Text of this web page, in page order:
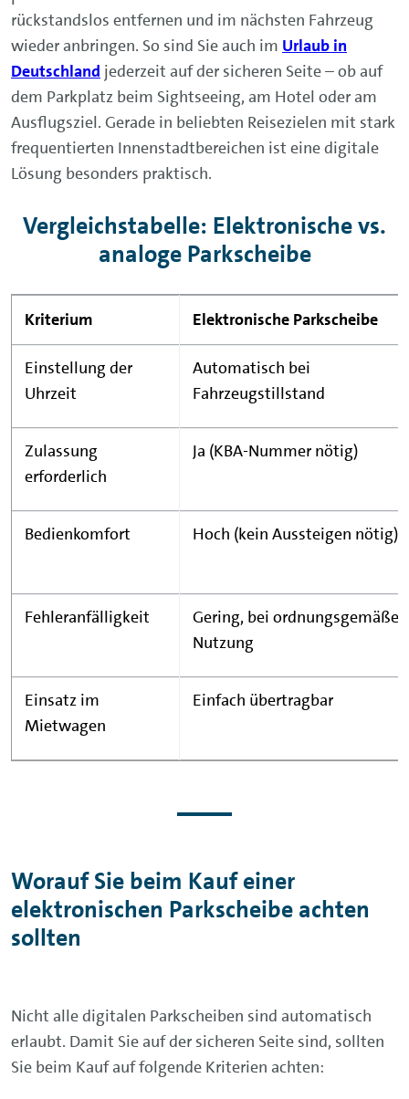
rückstandslos entfernen und im nächsten Fahrzeug
wieder anbringen. So sind Sie auch im Urlaub in
Deutschland jederzeit auf der sicheren Seite – ob auf
dem Parkplatz beim Sightseeing, am Hotel oder am
Ausflugsziel. Gerade in beliebten Reisezielen mit stark
frequentierten Innenstadtbereichen ist eine digitale
Lösung besonders praktisch.
Vergleichstabelle: Elektronische vs.
analoge Parkscheibe
Kriterium Elektronische Parkscheibe
Einstellung der
Uhrzeit
Automatisch bei
Fahrzeugstillstand
Zulassung
erforderlich
Ja (KBA-Nummer nötig)
Bedienkomfort Hoch (kein Aussteigen nötig)
Fehleranfälligkeit
Gering, bei ordnungsgemäßer
Nutzung
Einsatz im
Mietwagen
Einfach übertragbar
Worauf Sie beim Kauf einer
elektronischen Parkscheibe achten
sollten
Nicht alle digitalen Parkscheiben sind automatisch
erlaubt. Damit Sie auf der sicheren Seite sind, sollten
Sie beim Kauf auf folgende Kriterien achten: